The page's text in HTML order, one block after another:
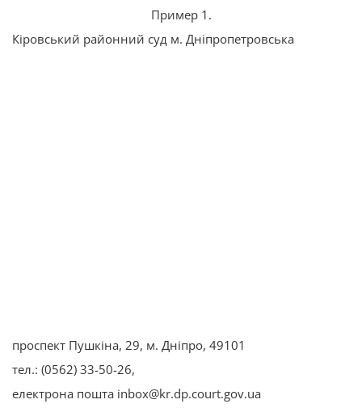
Пример 1.
Кіровський районний суд м. Дніпропетровська
проспект Пушкіна, 29, м. Дніпро, 49101
тел.: (0562) 33-50-26,
електрона пошта inbox@kr.dp.court.gov.ua